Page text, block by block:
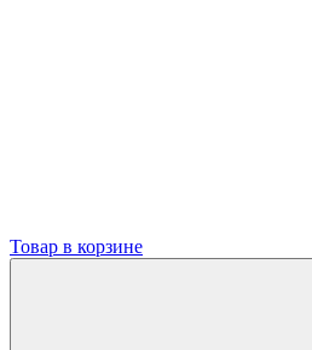
Товар в корзине